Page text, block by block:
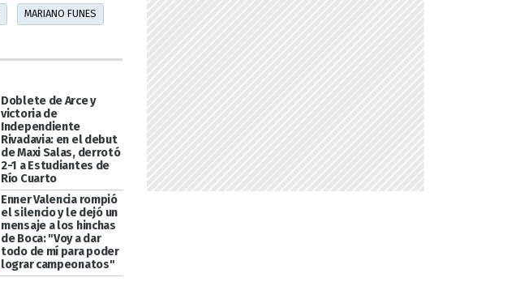
MARIANO FUNES
Doblete de Arce y
victoria de
Independiente
Rivadavia: en el debut
de Maxi Salas, derrotó
2-1 a Estudiantes de
Río Cuarto
Enner Valencia rompió
el silencio y le dejó un
mensaje a los hinchas
de Boca: "Voy a dar
todo de mí para poder
lograr campeonatos"